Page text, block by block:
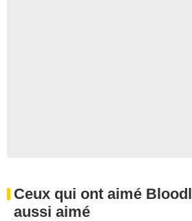
Ceux qui ont aimé
aussi aimé